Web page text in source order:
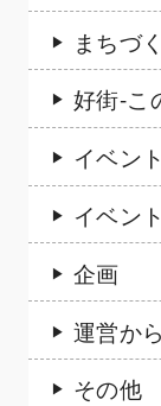
まちづ
好街-こ
イベン
イベン
企画
運営か
その他